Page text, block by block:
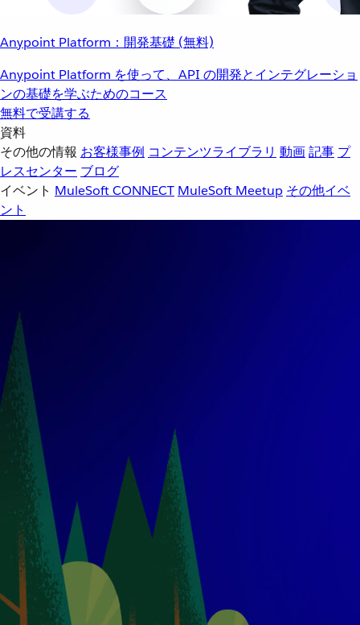
Anypoint Platform：開発基礎 (無料)
Anypoint Platform を使って、API の開発とインテグレーショ
ンの基礎を学ぶためのコース
無料で受講する
資料
その他の情報 お客様事例 コンテンツライブラリ 動画記事 プ
レスセンター ブログ
イベント MuleSoft CONNECT MuleSoft Meetup その他イベ
ント